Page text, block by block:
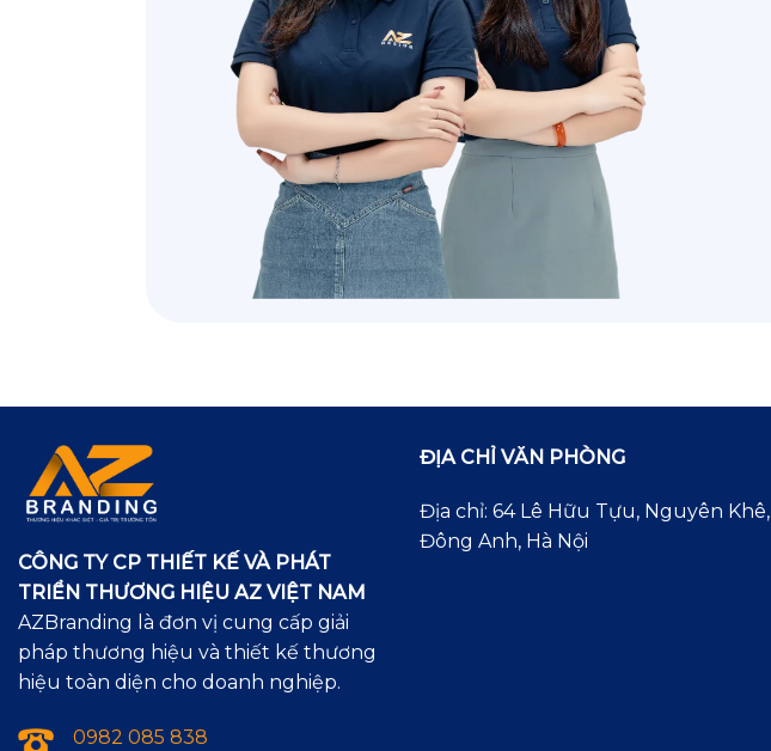
CÔNG TY CP THIẾT KẾ VÀ PHÁT
TRIỂN THƯƠNG HIỆU AZ VIỆT NAM
AZBranding là đơn vị cung cấp giải
pháp thương hiệu và thiết kế thương
hiệu toàn diện cho doanh nghiệp.
0982 085 838
ĐỊA CHỈ VĂN PHÒNG
Địa chỉ: 64 Lê Hữu Tựu, Nguyên Khê,
Đông Anh, Hà Nội